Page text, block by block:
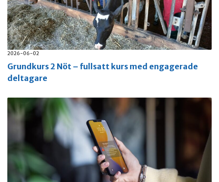
2026-06-02
Grundkurs 2 Nöt – fullsatt kurs med engagerade
deltagare